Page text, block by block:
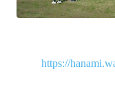
https://